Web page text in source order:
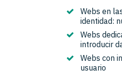
Webs en
identidad:
Webs
introducir
Webs con
usuario